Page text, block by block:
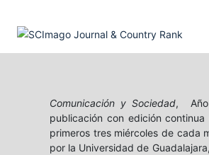
Comunicación y Sociedad, Año
publicación con edición continua
primeros tres miércoles de cada
por la Universidad de